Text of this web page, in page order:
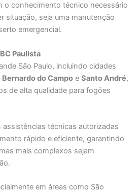
o conhecimento técnico necessário
situação, seja uma manutenção
emergencial.
Paulista
São Paulo, incluindo cidades
Bernardo do Campo eSanto André,
de alta qualidade para fogões
assistências técnicas autorizadas
rápido e eficiente, garantindo
mais complexos sejam
em áreas como São